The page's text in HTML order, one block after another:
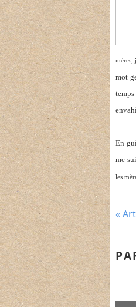
mères,
mot
En
me
les
«